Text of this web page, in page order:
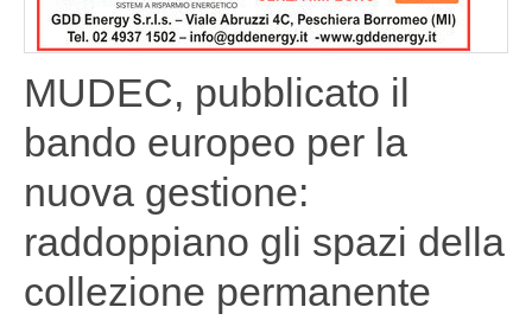
MUDEC, pubblicato il
bando europeo per la
nuova gestione:
raddoppiano gli spazi della
collezione permanente